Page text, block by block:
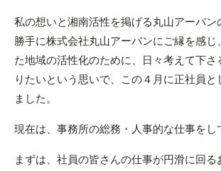
私の想いと湘南活性を掲げる丸山アーバン
勝手に株式会社丸山アーバンにご縁を感じ
た地域の活性化のために、日々考えて下さ
りたいという思いで、この４月に正社員と
ました。
現在は、事務所の総務・人事的な仕事をし
まずは、社員の皆さんの仕事が円滑に回る